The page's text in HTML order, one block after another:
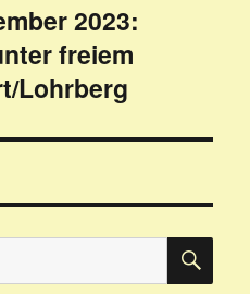
2023:
freiem
Lohrberg